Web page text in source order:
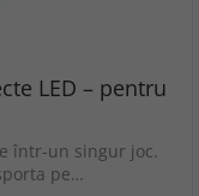
LED – pentru
într-un singur joc.
pe…